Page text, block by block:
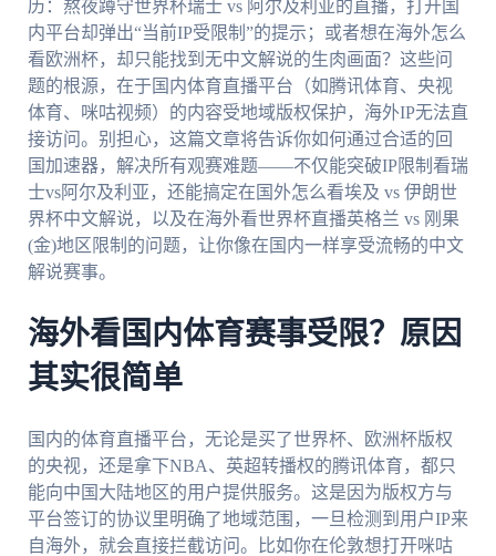
历：熬夜蹲守世界杯瑞士 vs 阿尔及利亚的直播，打开国
内平台却弹出“当前IP受限制”的提示；或者想在海外怎么
看欧洲杯，却只能找到无中文解说的生肉画面？这些问
题的根源，在于国内体育直播平台（如腾讯体育、央视
体育、咪咕视频）的内容受地域版权保护，海外IP无法直
接访问。别担心，这篇文章将告诉你如何通过合适的回
国加速器，解决所有观赛难题——不仅能突破IP限制看瑞
士vs阿尔及利亚，还能搞定在国外怎么看埃及 vs 伊朗世
界杯中文解说，以及在海外看世界杯直播英格兰 vs 刚果
(金)地区限制的问题，让你像在国内一样享受流畅的中文
解说赛事。
海外看国内体育赛事受限？原因
其实很简单
国内的体育直播平台，无论是买了世界杯、欧洲杯版权
的央视，还是拿下NBA、英超转播权的腾讯体育，都只
能向中国大陆地区的用户提供服务。这是因为版权方与
平台签订的协议里明确了地域范围，一旦检测到用户IP来
自海外，就会直接拦截访问。比如你在伦敦想打开咪咕